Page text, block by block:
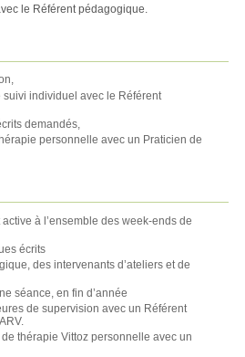
le Référent pédagogique.
suivi individuel avec le Référent
demandés,
personnelle avec un Praticien de
à l’ensemble des week-ends de
écrits
des intervenants d’ateliers et de
séance, en fin d’année
de supervision avec un Référent
thérapie Vittoz personnelle avec un